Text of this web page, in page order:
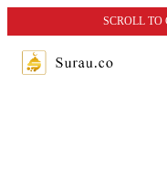
SCROLL TO